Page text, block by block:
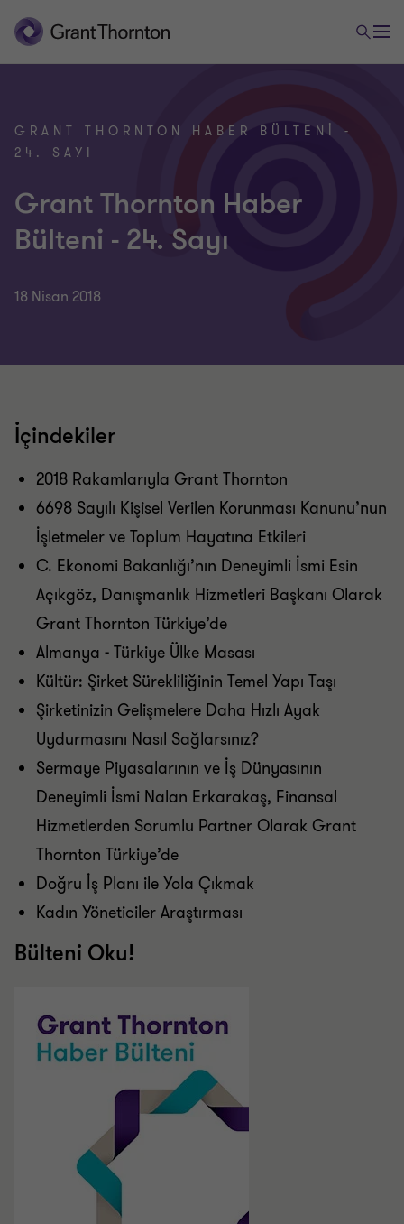
GRANT THORNTON HABER BÜLTENI -
24. SAYI
Grant Thornton Haber
Bülteni - 24. Sayı
18 Nisan 2018
İçindekiler
2018 Rakamlarıyla Grant Thornton
6698 Sayılı Kişisel Verilen Korunması Kanunu’nun
İşletmeler ve Toplum Hayatına Etkileri
C. Ekonomi Bakanlığı’nın Deneyimli İsmi Esin
Açıkgöz, Danışmanlık Hizmetleri Başkanı Olarak
Grant Thornton Türkiye’de
Almanya - Türkiye Ülke Masası
Kültür: Şirket Sürekliliğinin Temel Yapı Taşı
Şirketinizin Gelişmelere Daha Hızlı Ayak
Uydurmasını Nasıl Sağlarsınız?
Sermaye Piyasalarının ve İş Dünyasının
Deneyimli İsmi Nalan Erkarakaş, Finansal
Hizmetlerden Sorumlu Partner Olarak Grant
Thornton Türkiye’de
Doğru İş Planı ile Yola Çıkmak
Kadın Yöneticiler Araştırması
Bülteni Oku!